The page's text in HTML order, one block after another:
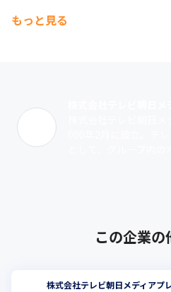
もっと見る
この企業
株式会社テレビ朝日メディアプ